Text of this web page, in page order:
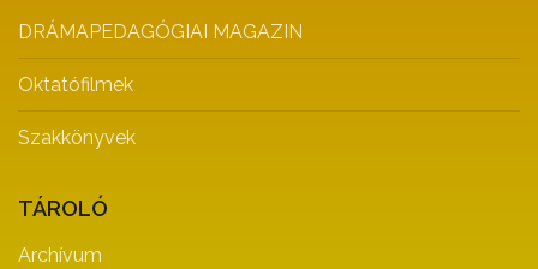
DRÁMAPEDAGÓGIAI MAGAZIN
Oktatófilmek
Szakkönyvek
TÁROLÓ
Archívum